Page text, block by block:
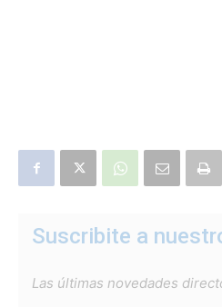
Suscribite a
Las últimas novedades